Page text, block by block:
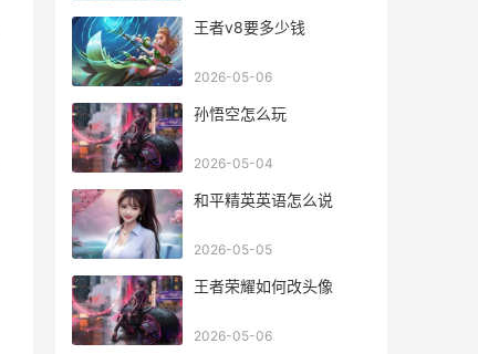
王者v8要多少钱
2026-05-06
孙悟空怎么玩
2026-05-04
和平精英英语怎么说
2026-05-05
王者荣耀如何改头像
2026-05-06